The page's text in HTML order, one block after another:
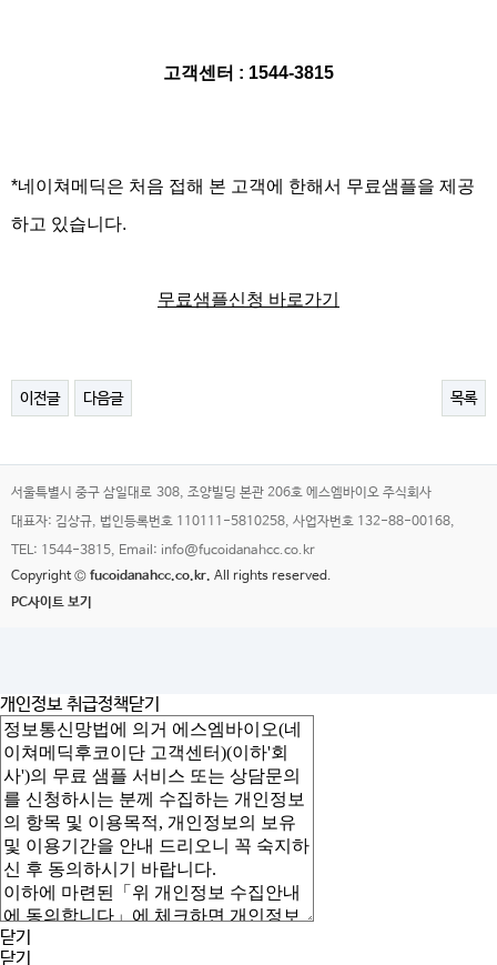
고객센터 : 1544-3815
*네이쳐메딕은 처음 접해 본 고객에 한해서 무료샘플을 제공
하고 있습니다.
무료샘플신청 바로가기
이전글 다음글 목록
서울특별시 중구 삼일대로 308, 조양빌딩 본관 206호 에스엠바이오 주식회사
대표자: 김상규, 법인등록번호 110111-5810258, 사업자번호 132-88-00168,
TEL: 1544-3815, Email: info@fucoidanahcc.co.kr
Copyright © fucoidanahcc.co.kr. All rights reserved.
PC사이트 보기
개인정보 취급정책닫기
닫기
닫기